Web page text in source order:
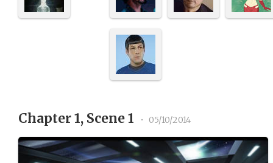
Chapter 1, Scene 1 • 05/10/2014